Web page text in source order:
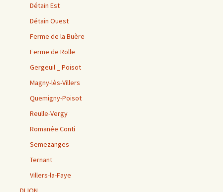
Détain Est
Détain Ouest
Ferme de la Buère
Ferme de Rolle
Gergeuil _ Poisot
Magny-lès-Villers
Quemigny-Poisot
Reulle-Vergy
Romanée Conti
Semezanges
Ternant
Villers-la-Faye